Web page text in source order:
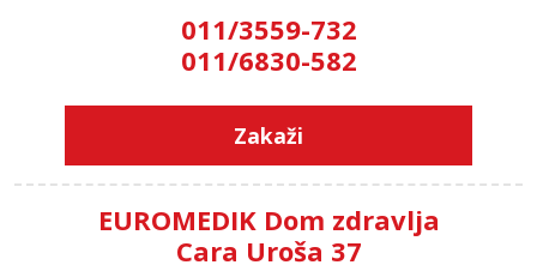
011/3559-732
011/6830-582
Zakaži
EUROMEDIK Dom zdravlja
Cara Uroša 37